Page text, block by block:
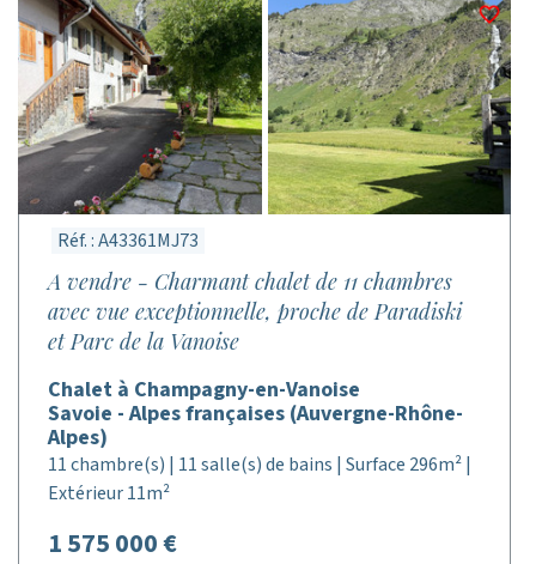
Réf. : A43361MJ73
A vendre - Charmant chalet de 11 chambres
avec vue exceptionnelle, proche de Paradiski
et Parc de la Vanoise
Chalet à Champagny-en-Vanoise
Savoie - Alpes françaises (Auvergne-Rhône-
Alpes)
11 chambre(s) | 11 salle(s) de bains | Surface 296m² |
Extérieur 11m²
1 575 000 €